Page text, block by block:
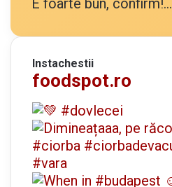
E foarte bun, confirm!...
Instachestii
foodspot.ro